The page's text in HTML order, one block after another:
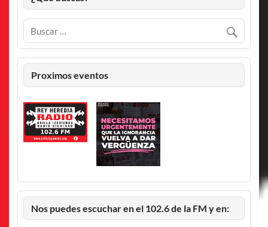
Proximos eventos
Nos puedes escuchar en el 102.6 de la FM y en: